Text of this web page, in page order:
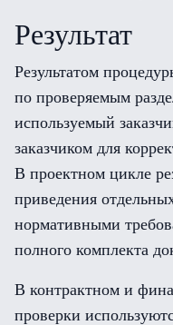
Результат
Результатом
по проверяемым
используемый
заказчиком для
В проектном цикле
приведения
нормативными
полного комплекта
В контрактном и
проверки